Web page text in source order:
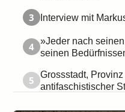
3 Interview mit
4
»Jeder nach
seinen
5
Grossstadt,
antifaschistischer